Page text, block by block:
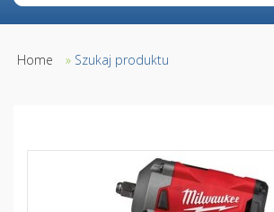
Home » Szukaj produktu